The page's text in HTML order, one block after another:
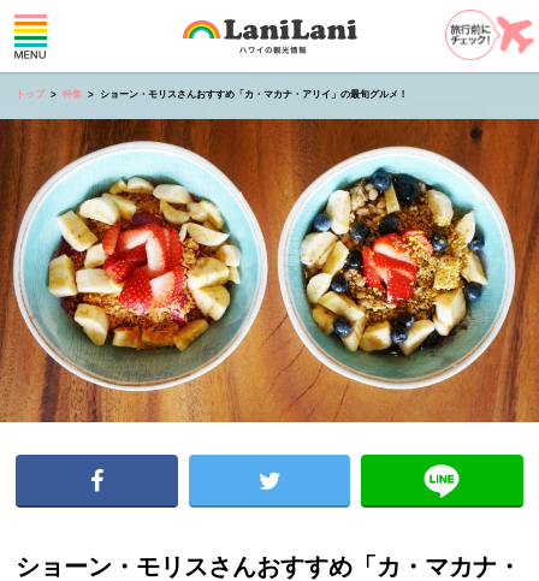
トップ 特集 ショーン・モリスさんおすすめ「カ・マカナ・アリイ」の最旬グルメ！
ショーン・モリスさんおすすめ「カ・マカナ・